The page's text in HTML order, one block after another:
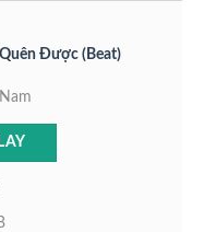
Được (Beat)